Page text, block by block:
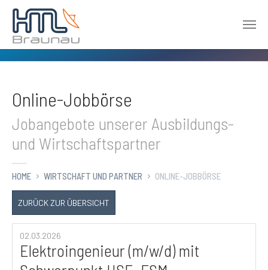
Online-Jobbörse
Jobangebote unserer Ausbildungs-
und Wirtschaftspartner
HOME WIRTSCHAFT UND PARTNER ONLINE-JOBBÖRSE
ZURÜCK ZUR ÜBERSICHT
02.03.2026
Elektroingenieur (m/w/d) mit